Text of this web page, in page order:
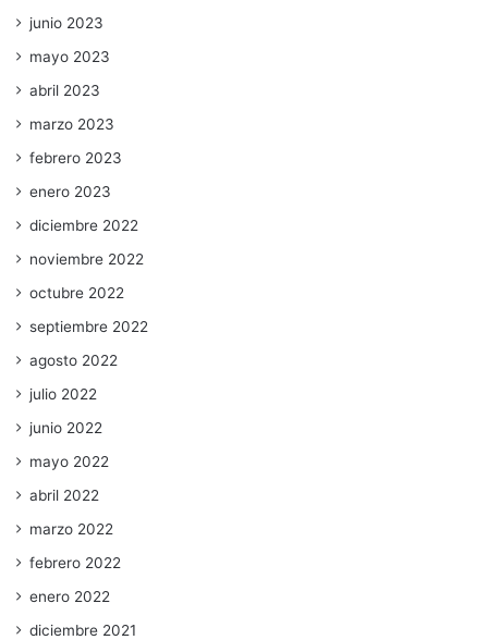
junio 2023
mayo 2023
abril 2023
marzo 2023
febrero 2023
enero 2023
diciembre 2022
noviembre 2022
octubre 2022
septiembre 2022
agosto 2022
julio 2022
junio 2022
mayo 2022
abril 2022
marzo 2022
febrero 2022
enero 2022
diciembre 2021